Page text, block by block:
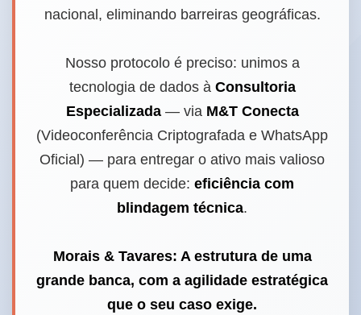
nacional, eliminando barreiras geográficas.
Nosso protocolo é preciso: unimos a
tecnologia de dados à Consultoria
Especializada— via M&T Conecta
(Videoconferência Criptografada e WhatsApp
Oficial) — para entregar o ativo mais valioso
para quem decide: eficiência com
blindagem técnica.
Morais & Tavares: A estrutura de uma
grande banca, com a agilidade estratégica
que o seu caso exige.